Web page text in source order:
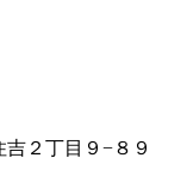
２丁目９−８９